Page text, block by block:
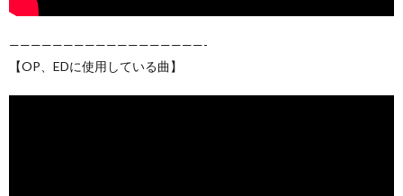
——————————————————-
【OP、EDに使用している曲】